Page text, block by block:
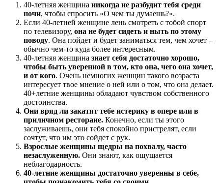
40-летняя женщина никогда не разбудит тебя среди
ночи, чтобы спросить «О чем ты думаешь?».
Если 40-летней женщине лень смотреть с тобой спорт
по телевизору, она не будет сидеть и ныть по этому
поводу. Она пойдет и будет заниматься тем, чем хочет –
обычно чем-то куда более интересным.
40-летняя женщина знает себя достаточно хорошо,
чтобы быть уверенной в том, кто она, чего она хочет,
и от кого. Очень немногих женщин такого возраста
интересует твое мнение о ней или о том, что она делает.
40+летние женщины обладают чувством собственного
достоинства.
Они вряд ли закатят тебе истерику в опере или в
приличном ресторане. Конечно, если ты этого
заслуживаешь, они тебя спокойно пристрелят, если
сочтут, что им это сойдет с рук.
Взрослые женщины щедры на похвалу, часто
незаслуженную. Они знают, как ощущается
неблагодарность.
40-летние женщины достаточно уверенны в себе,